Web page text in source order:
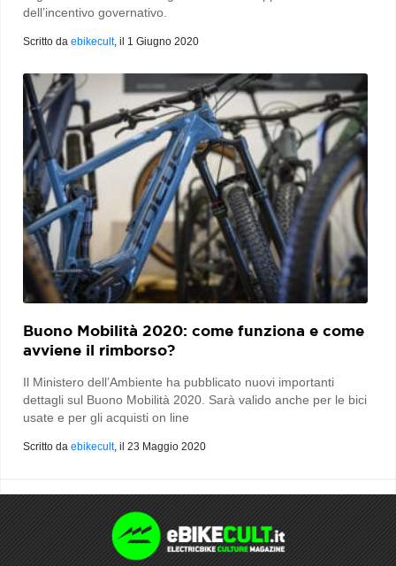
dell’incentivo governativo.
Scritto da ebikecult, il 1 Giugno 2020
Buono Mobilità 2020: come funziona e come
avviene il rimborso?
Il Ministero dell’Ambiente ha pubblicato nuovi importanti
dettagli sul Buono Mobilità 2020. Sarà valido anche per le bici
usate e per gli acquisti on line
Scritto da ebikecult, il 23 Maggio 2020